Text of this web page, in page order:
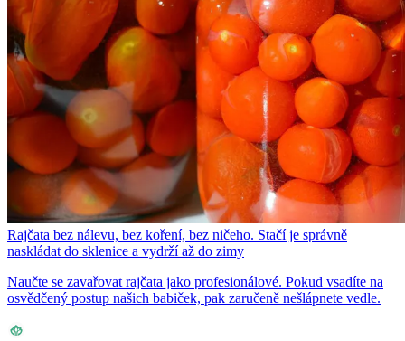
Rajčata bez nálevu, bez koření, bez ničeho. Stačí je správně
naskládat do sklenice a vydrží až do zimy
Naučte se zavařovat rajčata jako profesionálové. Pokud vsadíte na
osvědčený postup našich babiček, pak zaručeně nešlápnete vedle.